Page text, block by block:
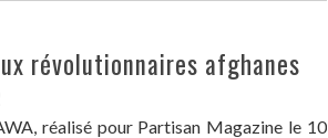
révolutionnaires afghanes
réalisé pour Partisan Magazine le 10